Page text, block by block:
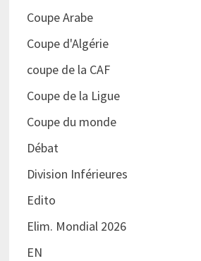
Coupe Arabe
Coupe d'Algérie
coupe de la CAF
Coupe de la Ligue
Coupe du monde
Débat
Division Inférieures
Edito
Elim. Mondial 2026
EN